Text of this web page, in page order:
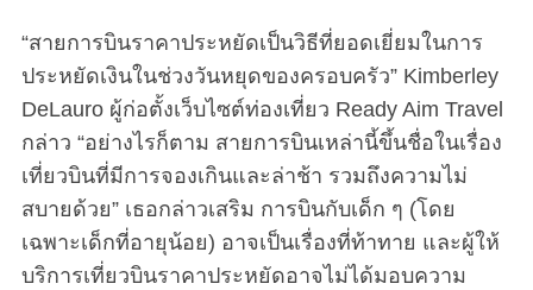
“สายการบินราคาประหยัดเป็นวิธีที่ยอดเยี่ยมในการ
ประหยัดเงินในช่วงวันหยุดของครอบครัว” Kimberley
DeLauro ผู้ก่อตั้งเว็บไซต์ท่องเที่ยว Ready Aim Travel
กล่าว “อย่างไรก็ตาม สายการบินเหล่านี้ขึ้นชื่อในเรื่อง
เที่ยวบินที่มีการจองเกินและล่าช้า รวมถึงความไม่
สบายด้วย” เธอกล่าวเสริม การบินกับเด็ก ๆ (โดย
เฉพาะเด็กที่อายุน้อย) อาจเป็นเรื่องที่ท้าทาย และผู้ให้
บริการเที่ยวบินราคาประหยัดอาจไม่ได้มอบความ